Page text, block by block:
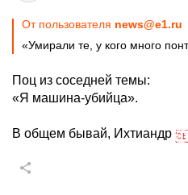
От пользователя news@e1.ru
«Умирали те, у кого много
Поц из соседней темы:
«Я машина-убийца».
В общем бывай, Ихтиандр